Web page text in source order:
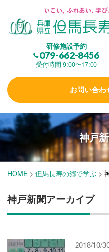
研修施設予約
079-662-8456
受付時間 9:00〜17:00
お問い合わ
但馬長寿の郷とは
(研修施設)
楽しむ
学 ぶ (健康福祉)
泊まる(宿泊)
施設・料金
神戸
HOME > 但馬長寿の郷で学ぶ >
神戸新聞アーカイブ
2018/10/